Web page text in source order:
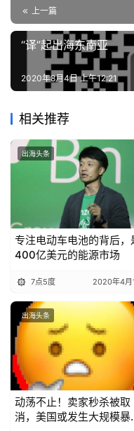
首
页
广
运
营
实
战
上一篇
“译”起出海东南亚
2020年8月4日 上午12:21
相关推荐
出海头条
专注电动车电池的背后，
400亿美元的能源市场
7点5度 2020年4月
出海头条
动荡不止！卖家秒杀被取
消，美国或发生大规模暴